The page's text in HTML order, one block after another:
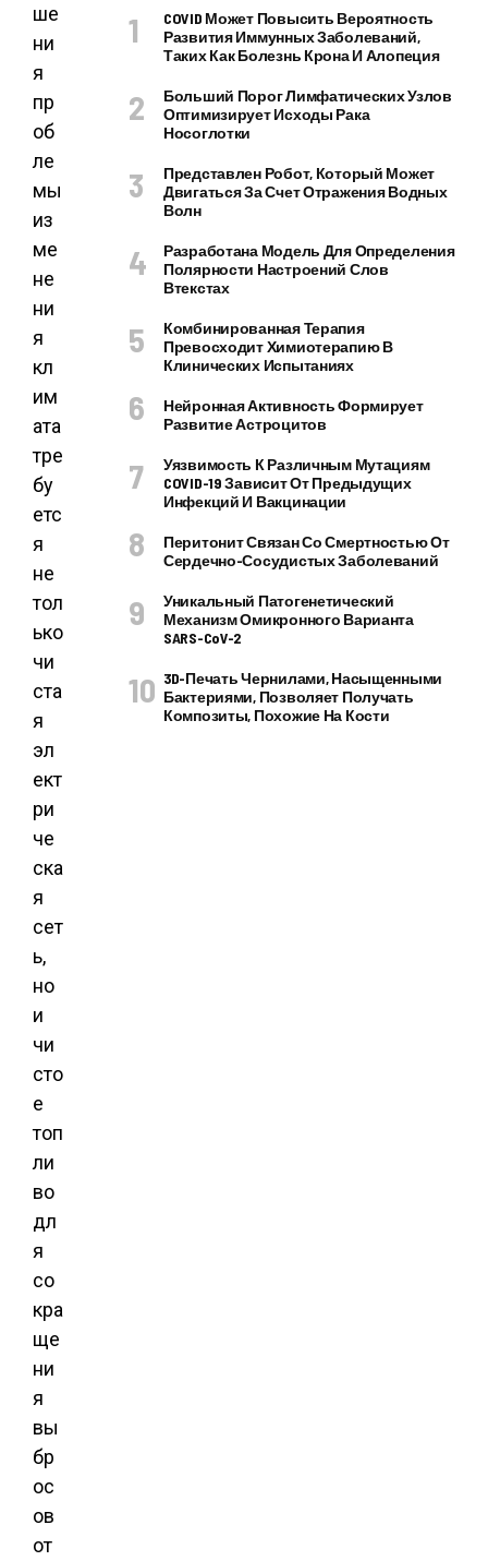
ше
ни
я
пр
об
ле
мы
из
ме
не
ни
я
кл
им
ата
тре
бу
етс
я
не
тол
ько
чи
ста
я
эл
ект
ри
че
ска
я
сет
ь,
но
и
чи
сто
е
топ
ли
во
дл
я
со
кра
ще
ни
я
вы
бр
ос
ов
от
COVID Может Повысить Вероятность
Развития Иммунных Заболеваний,
Таких Как Болезнь Крона И Алопеция
Больший Порог Лимфатических Узлов
Оптимизирует Исходы Рака
Носоглотки
Представлен Робот, Который Может
Двигаться За Счет Отражения Водных
Волн
Разработана Модель Для Определения
Полярности Настроений Слов
Втекстах
Комбинированная Терапия
Превосходит Химиотерапию В
Клинических Испытаниях
Нейронная Активность Формирует
Развитие Астроцитов
Уязвимость К Различным Мутациям
COVID-19 Зависит От Предыдущих
Инфекций И Вакцинации
Перитонит Связан Со Смертностью От
Сердечно-Сосудистых Заболеваний
Уникальный Патогенетический
Механизм Омикронного Варианта
SARS-CoV-2
3D-Печать Чернилами, Насыщенными
Бактериями, Позволяет Получать
Композиты, Похожие На Кости